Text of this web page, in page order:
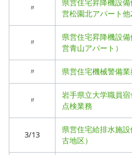
〃
県営住宅昇降機設
営松園北アパート他
〃
県営住宅昇降機設
営青山アパート）
〃 県営住宅機械警備業
〃
岩手県立大学職員
点検業務
3/13
県営住宅給排水施
古地区）